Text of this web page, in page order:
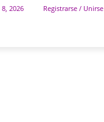
2026 Registrarse / Unirse